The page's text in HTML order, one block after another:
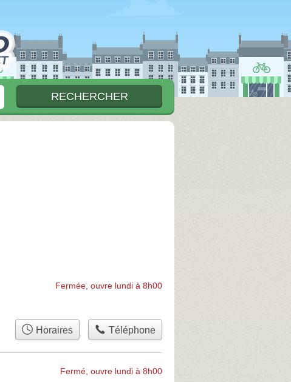
Fermée, ouvre lundi à 8h00
Horaires Téléphone
Fermé, ouvre lundi à 8h00